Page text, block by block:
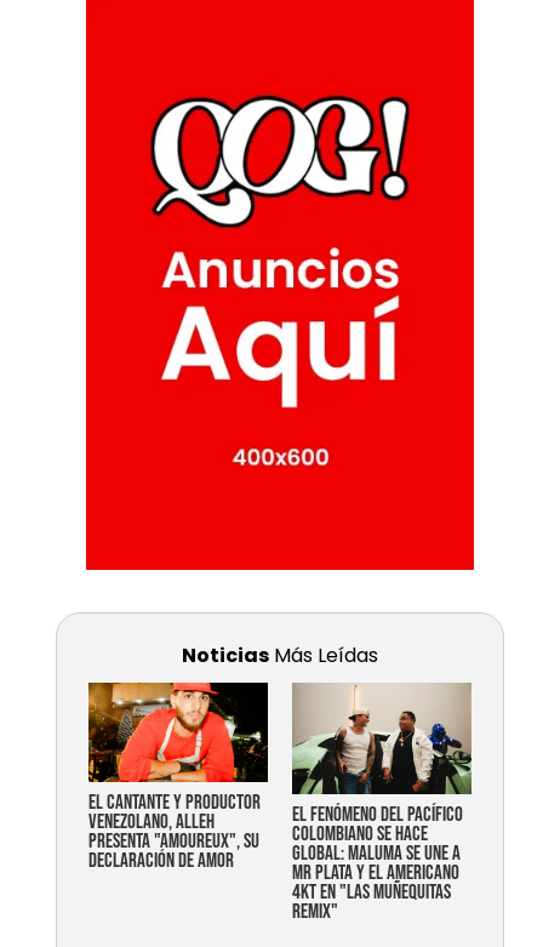
Noticias Más Leídas
EL CANTANTE Y PRODUCTOR
VENEZOLANO, ALLEH
PRESENTA "AMOUREUX", SU
DECLARACIÓN DE AMOR
EL FENÓMENO DEL PACÍFICO
COLOMBIANO SE HACE
GLOBAL: MALUMA SE UNE A
MR PLATA Y EL AMERICANO
4KT EN "LAS MUÑEQUITAS
REMIX"